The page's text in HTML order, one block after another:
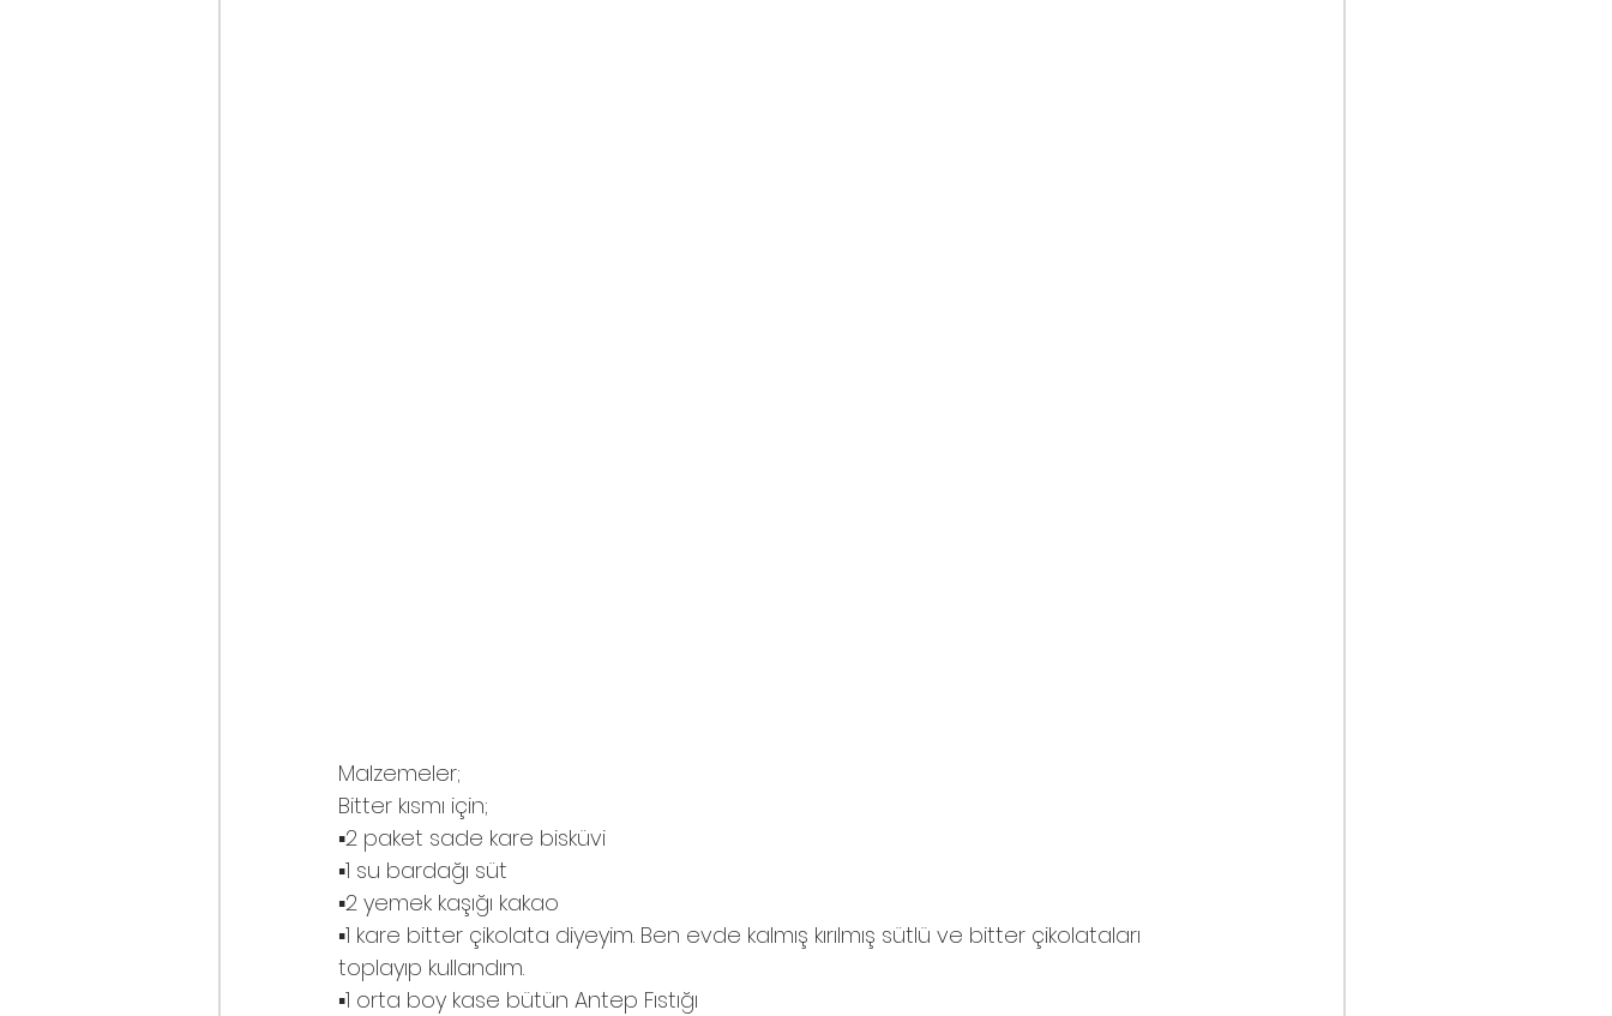
Malzemeler;
Bitter kısmı için;
▪️2 paket sade kare bisküvi
▪️1 su bardağı süt
▪️2 yemek kaşığı kakao
▪️1 kare bitter çikolata diyeyim. Ben evde kalmış kırılmış sütlü ve bitter çikolataları
toplayıp kullandım.
▪️1 orta boy kase bütün Antep Fıstığı